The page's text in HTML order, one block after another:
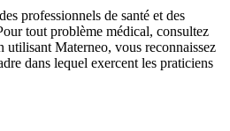
professionnels de santé et des
tout problème médical, consultez
utilisant Materneo, vous reconnaissez
dans lequel exercent les praticiens